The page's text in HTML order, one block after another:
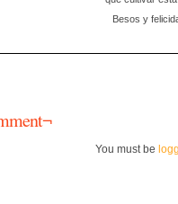
Besos y
You must be